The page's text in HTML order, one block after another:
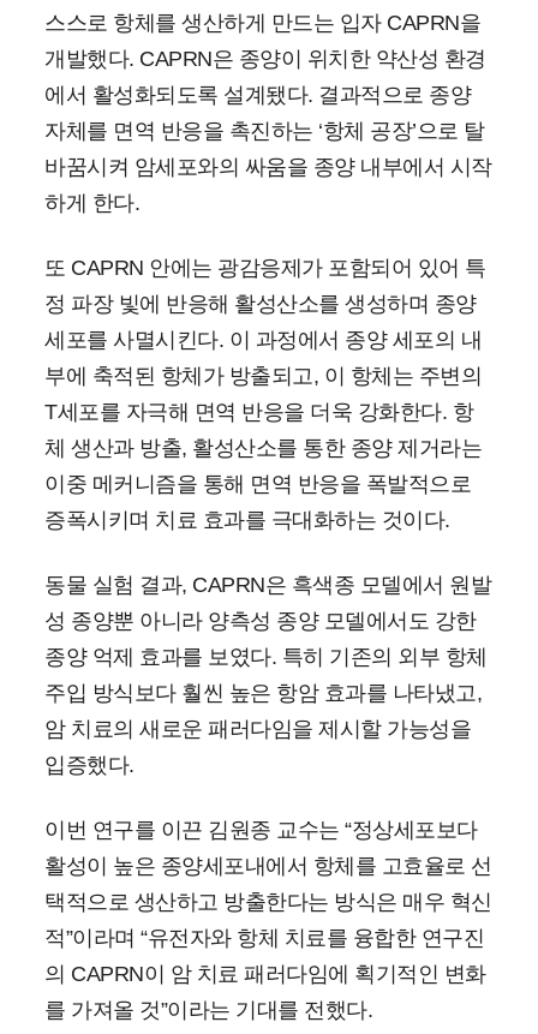
스스로 항체를 생산하게 만드는 입자 CAPRN을
개발했다. CAPRN은 종양이 위치한 약산성 환경
에서 활성화되도록 설계됐다. 결과적으로 종양
자체를 면역 반응을 촉진하는 ‘항체 공장’으로 탈
바꿈시켜 암세포와의 싸움을 종양 내부에서 시작
하게 한다.
또 CAPRN 안에는 광감응제가 포함되어 있어 특
정 파장 빛에 반응해 활성산소를 생성하며 종양
세포를 사멸시킨다. 이 과정에서 종양 세포의 내
부에 축적된 항체가 방출되고, 이 항체는 주변의
T세포를 자극해 면역 반응을 더욱 강화한다. 항
체 생산과 방출, 활성산소를 통한 종양 제거라는
이중 메커니즘을 통해 면역 반응을 폭발적으로
증폭시키며 치료 효과를 극대화하는 것이다.
동물 실험 결과, CAPRN은 흑색종 모델에서 원발
성 종양뿐 아니라 양측성 종양 모델에서도 강한
종양 억제 효과를 보였다. 특히 기존의 외부 항체
주입 방식보다 훨씬 높은 항암 효과를 나타냈고,
암 치료의 새로운 패러다임을 제시할 가능성을
입증했다.
이번 연구를 이끈 김원종 교수는 “정상세포보다
활성이 높은 종양세포내에서 항체를 고효율로 선
택적으로 생산하고 방출한다는 방식은 매우 혁신
적”이라며 “유전자와 항체 치료를 융합한 연구진
의 CAPRN이 암 치료 패러다임에 획기적인 변화
를 가져올 것”이라는 기대를 전했다.​